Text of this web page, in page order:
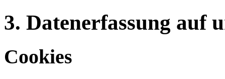
3. Datenerfassung auf
Cookies